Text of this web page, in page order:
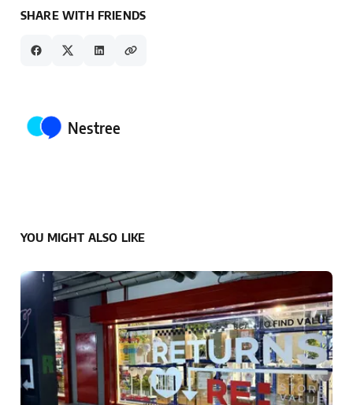
SHARE WITH FRIENDS
Posted by
Nestree
YOU MIGHT ALSO LIKE